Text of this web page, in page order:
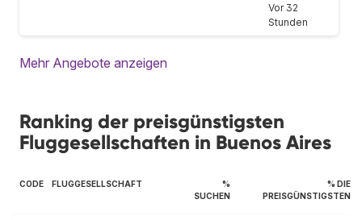
Vor 32
Stunden
Mehr Angebote anzeigen
Ranking der preisgünstigsten
Fluggesellschaften in Buenos Aires
CODE FLUGGESELLSCHAFT
%
SUCHEN
% DIE
PREISGÜNSTIGSTEN